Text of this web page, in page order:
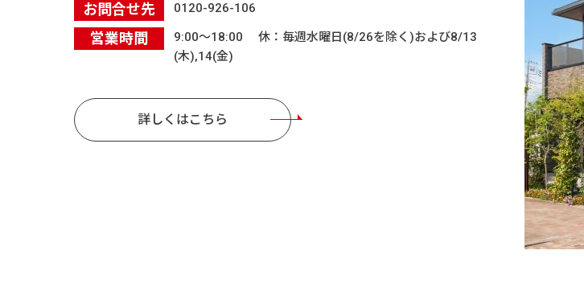
お問合せ先 0120-926-106
営業時間
9:00〜18:00 休：毎週水曜日(8/26を除く)および8/13
(木),14(金)
詳しくはこちら